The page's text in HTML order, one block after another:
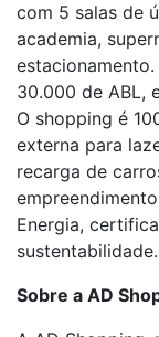
com 5 salas de
academia,
30.000 de ABL,
O shopping é
externa para
recarga de
Energia,
sustentabilidade.
Sobre a AD